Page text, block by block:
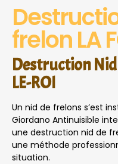
frelon LA
Destruction Nid
LE-ROI
Un nid de frelons s’est
Giordano Antinuisible
une destruction nid de
une méthode
situation.